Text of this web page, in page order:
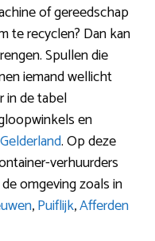
of gereedschap
te recyclen? Dan kan
Spullen die
iemand wellicht
in de tabel
en
Gelderland. Op deze
verhuurders
omgeving zoals in
,Puiflijk,Afferden